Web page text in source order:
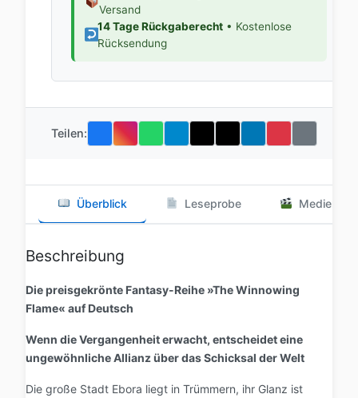
Versand
14 Tage Rückgaberecht• Kostenlose
Rücksendung
Teilen:
Überblick Leseprobe Medien
Beschreibung
Die preisgekrönte Fantasy-Reihe »The Winnowing
Flame« auf Deutsch
Wenn die Vergangenheit erwacht, entscheidet eine
ungewöhnliche Allianz über das Schicksal der Welt
Die große Stadt Ebora liegt in Trümmern, ihr Glanz ist